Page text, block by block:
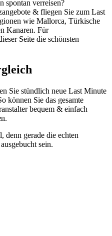
spontan verreisen?
& fliegen Sie zum Last
wie Mallorca, Türkische
Kanaren. Für
Seite die schönsten
Sie stündlich neue Last Minute
können Sie das gesamte
bequem & einfach
denn gerade die echten
sein.